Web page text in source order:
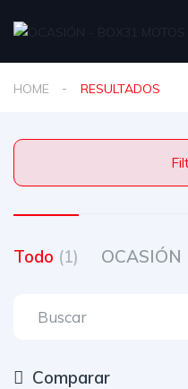
HOME RESULTADOS
Todo (1) OCASIÓN
Comparar